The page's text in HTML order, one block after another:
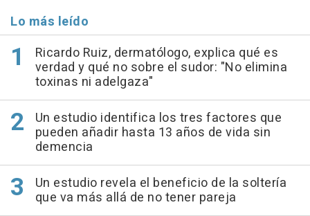
Lo más leído
Ricardo Ruiz, dermatólogo, explica qué es
verdad y qué no sobre el sudor: "No elimina
toxinas ni adelgaza"
Un estudio identifica los tres factores que
pueden añadir hasta 13 años de vida sin
demencia
Un estudio revela el beneficio de la soltería
que va más allá de no tener pareja